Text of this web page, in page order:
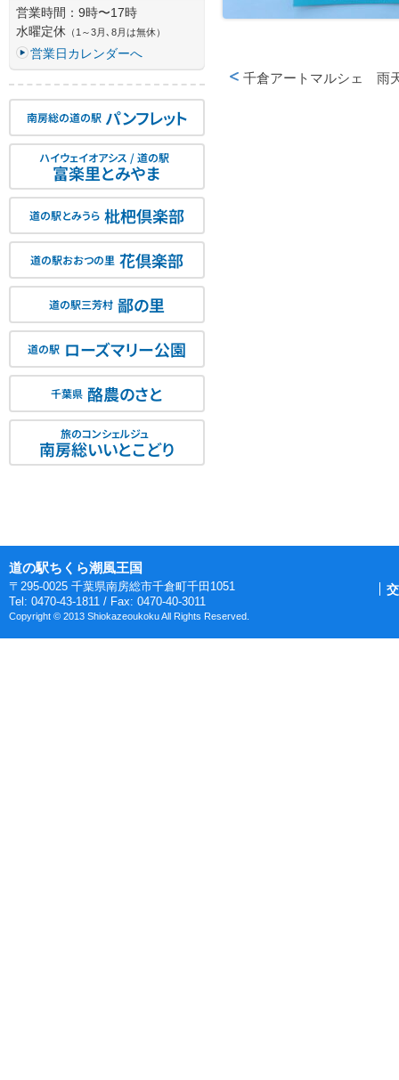
投稿ナビゲーション
千倉アートマルシェ 雨
営業時間：9時〜17時
水曜定休 （1～3月､8月は無休）
営業日カレンダーへ
南房総の道の駅 パンフレット
ハイウェイオアシス / 道の駅
富楽里とみやま
道の駅とみうら 枇杷倶楽部
道の駅おおつの里 花倶楽部
道の駅三芳村 鄙の里
道の駅 ローズマリー公園
千葉県 酪農のさと
旅のコンシェルジュ
南房総いいとこどり
道の駅ちくら潮風王国
〒295-0025 千葉県南房総市千倉町千田1051
Tel: 0470-43-1811 / Fax: 0470-40-3011
Copyright © 2013 Shiokazeoukoku All Rights Reserved.